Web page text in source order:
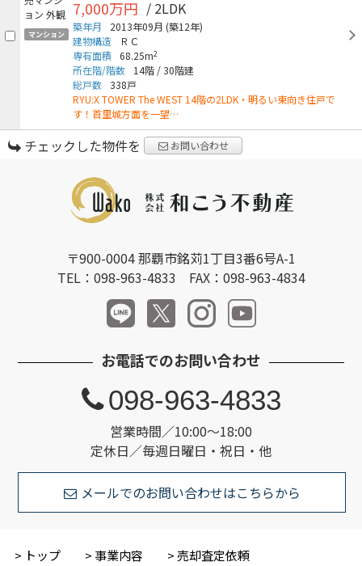
マンション
7,000万円 / 2LDK
築年月 2013年09月 (築12年)
建物構造
ＲＣ
専有面積
68.25m2
所在階/階数 14階 /30階建
総戸数 338戸
RYU:X TOWER The WEST 14階の2LDK・明るい東向き住戸で
す！首里城方面を一望…
チェックした物件を お問い合わせ
〒900-0004 那覇市銘苅1丁目3番6号A-1
TEL：098-963-4833 FAX：098-963-4834
お電話でのお問い合わせ
営業時間／10:00～18:00
定休日／毎週日曜日・祝日・他
098-963-4833
メールでのお問い合わせはこちらから
トップ 事業内容
売却査定依頼